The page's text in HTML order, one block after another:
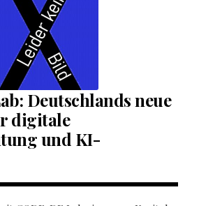
Deutschlands neue
digitale
und KI-